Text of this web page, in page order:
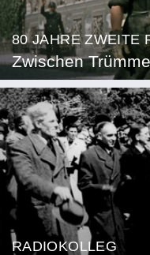
80 JAHRE ZWEITE
Zwischen
RADIOKOLLEG